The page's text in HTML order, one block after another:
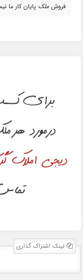
فروشملک پایان کار ما
لینک اشتراک گذاری